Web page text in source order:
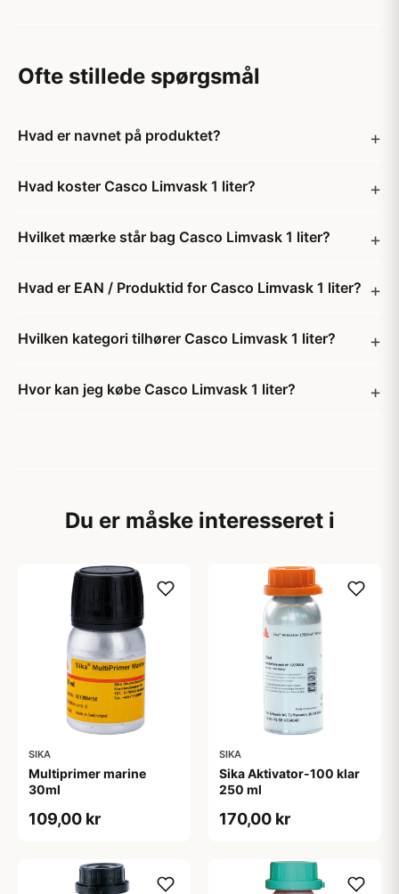
Ofte stillede spørgsmål
Hvad er navnet på produktet?
Hvad koster Casco Limvask 1 liter?
Hvilket mærke står bag Casco Limvask 1 liter?
Hvad er EAN / Produktid for Casco Limvask 1 liter?
Hvilken kategori tilhører Casco Limvask 1 liter?
Hvor kan jeg købe Casco Limvask 1 liter?
Du er måske interesseret i
SIKA
Multiprimer marine
30ml
109,00 kr
SIKA
Sika Aktivator-100 klar
250 ml
170,00 kr